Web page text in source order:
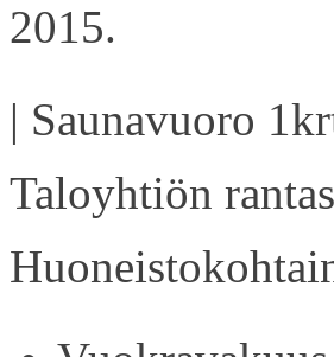
2015.
| Saunavuoro
Taloyhtiön